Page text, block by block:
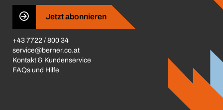
Presse
Business ConductJetzt abonnieren
+43 7722 / 800 34
service@berner.co.at
Kontakt & Kundenservice
FAQs und Hilfe